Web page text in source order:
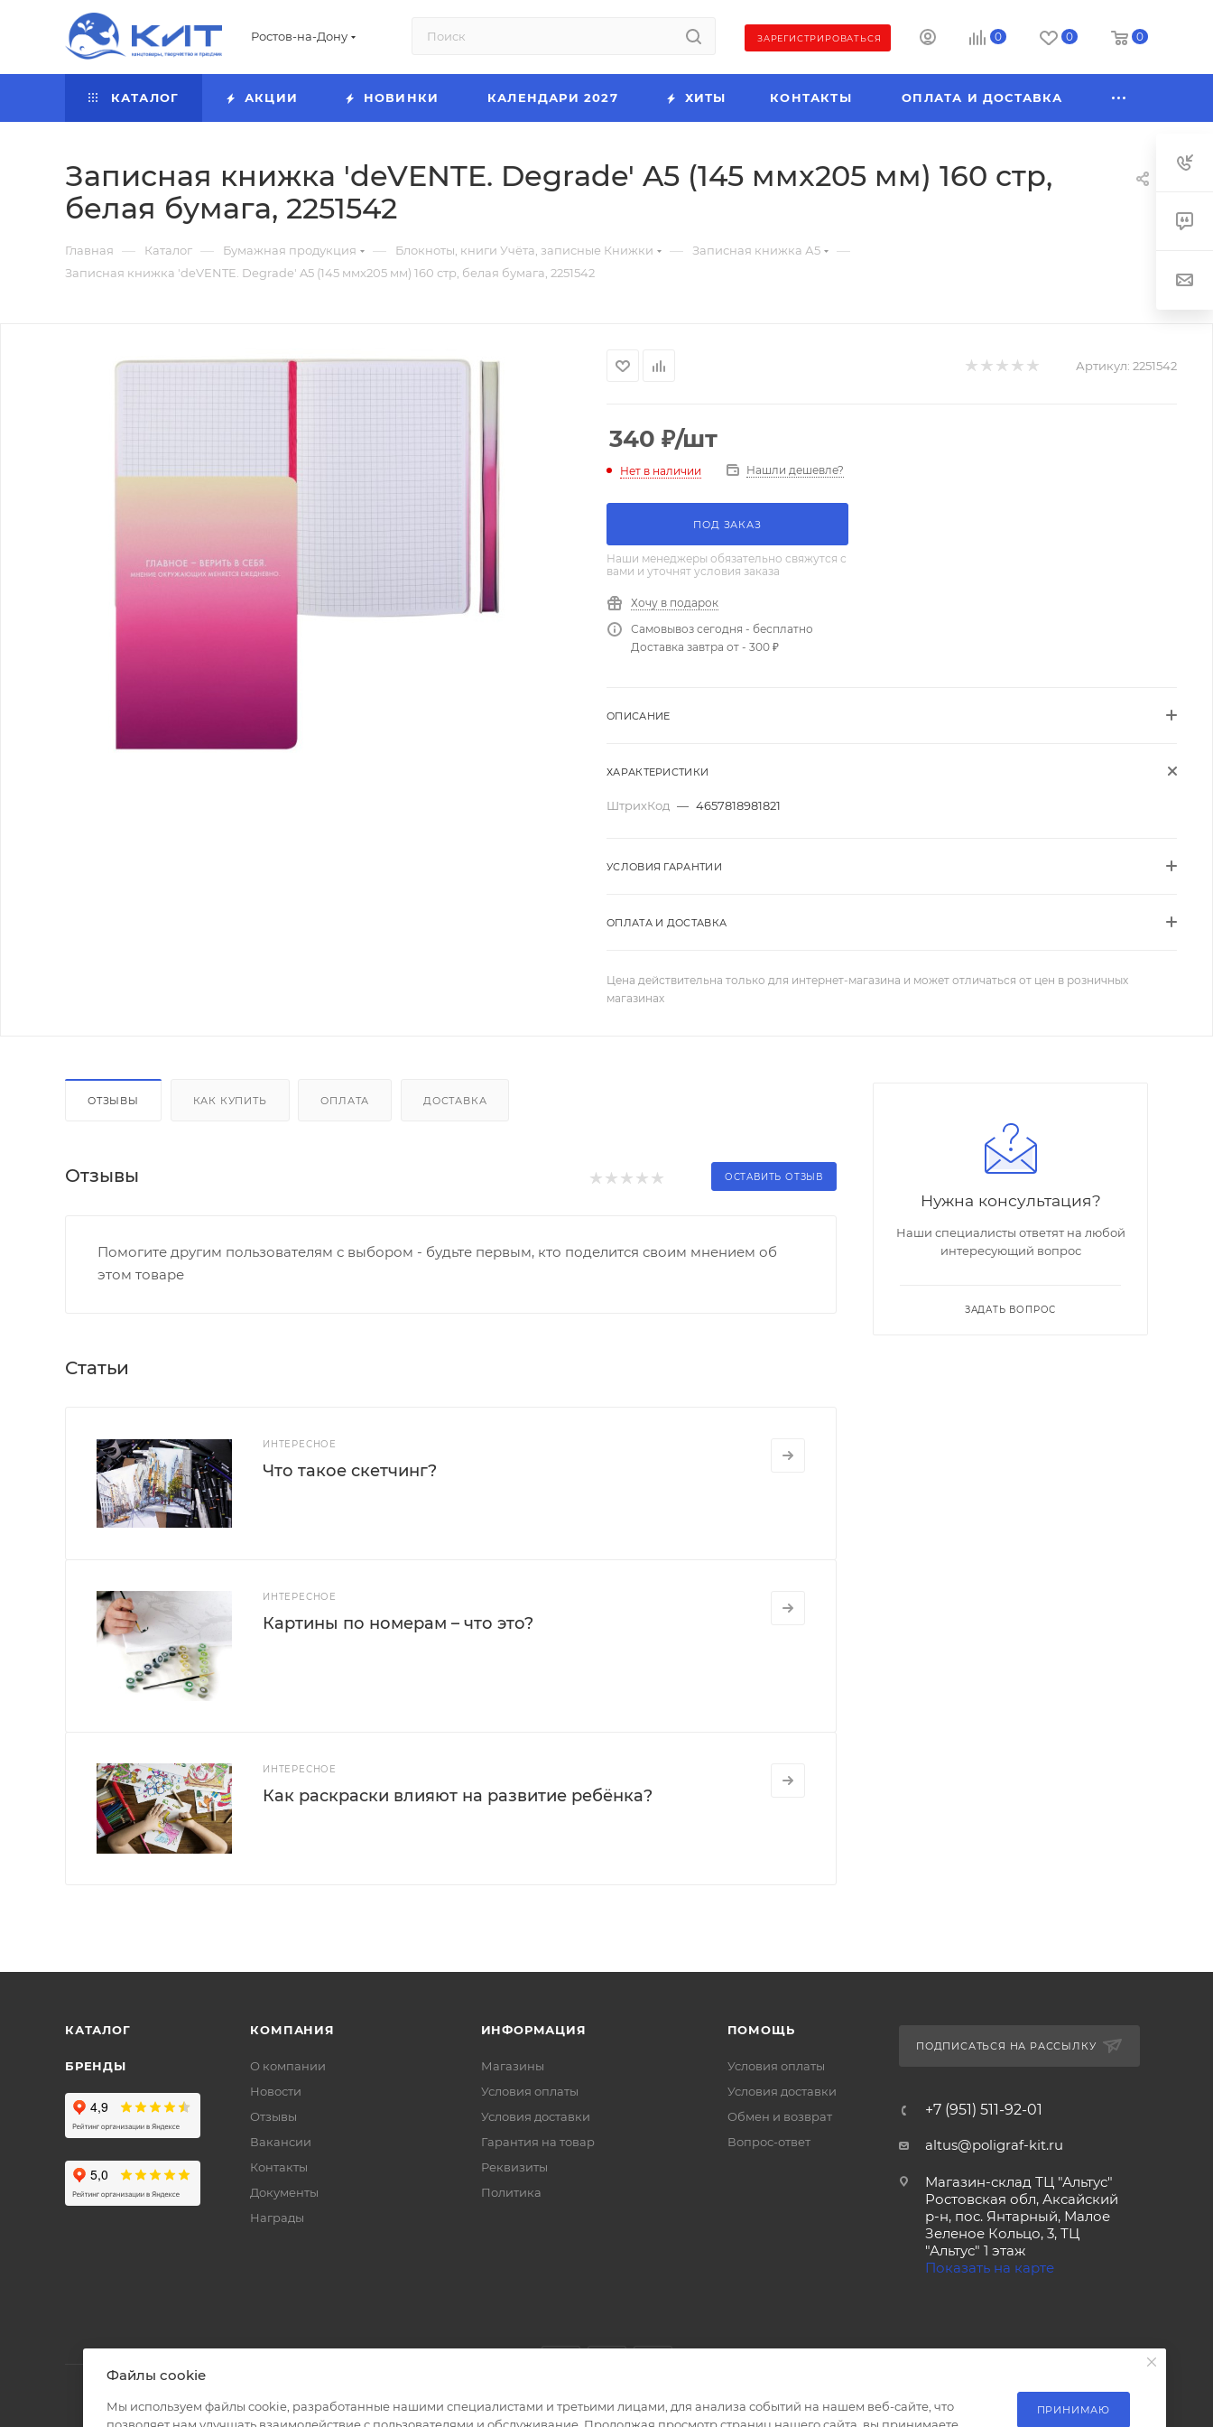
Ростов-на-Дону ЗАРЕГИСТРИРОВАТЬСЯ 0 0 0
КАТАЛОГ АКЦИИ НОВИНКИ КАЛЕНДАРИ 2027 ХИТЫ КОНТАКТЫ ОПЛАТА И ДОСТАВКА
Записная книжка 'deVENTE. Degrade' A5 (145 ммx205 мм) 160 стр,
белая бумага, 2251542
Главная — Каталог — Бумажная продукция — Блокноты, книги Учёта, записные Книжки — Записная книжка А5 —
Записная книжка 'deVENTE. Degrade' A5 (145 ммx205 мм) 160 стр, белая бумага, 2251542
Артикул: 2251542
340 ₽/шт
Нет в наличии Нашли дешевле?
ПОД ЗАКАЗ
Наши менеджеры обязательно свяжутся с
вами и уточнят условия заказа
Хочу в подарок
Самовывоз сегодня - бесплатно
Доставка завтра от - 300 ₽
ОПИСАНИЕ
ХАРАКТЕРИСТИКИ
ШтрихКод — 4657818981821
УСЛОВИЯ ГАРАНТИИ
ОПЛАТА И ДОСТАВКА
Цена действительна только для интернет-магазина и может отличаться от цен в розничных
магазинах
ОТЗЫВЫ КАК КУПИТЬ ОПЛАТА ДОСТАВКА
Отзывы ОСТАВИТЬ ОТЗЫВ
Помогите другим пользователям с выбором - будьте первым, кто поделится своим мнением об
этом товаре
Статьи
ИНТЕРЕСНОЕ
Что такое скетчинг?
ИНТЕРЕСНОЕ
Картины по номерам – что это?
ИНТЕРЕСНОЕ
Как раскраски влияют на развитие ребёнка?
Нужна консультация?
Наши специалисты ответят на любой
интересующий вопрос
ЗАДАТЬ ВОПРОС
КАТАЛОГ
БРЕНДЫ
КОМПАНИЯ
О компании
Новости
Отзывы
Вакансии
Контакты
Документы
Награды
ИНФОРМАЦИЯ
Магазины
Условия оплаты
Условия доставки
Гарантия на товар
Реквизиты
Политика
ПОМОЩЬ
Условия оплаты
Условия доставки
Обмен и возврат
Вопрос-ответ
ПОДПИСАТЬСЯ НА РАССЫЛКУ
+7 (951) 511-92-01
altus@poligraf-kit.ru
Магазин-склад ТЦ "Альтус"
Ростовская обл, Аксайский
р-н, пос. Янтарный, Малое
Зеленое Кольцо, 3, ТЦ
"Альтус" 1 этаж
Показать на карте
Файлы cookie
Мы используем файлы cookie, разработанные нашими специалистами и третьими лицами, для анализа событий на нашем веб-сайте, что
ПРИНИМАЮ